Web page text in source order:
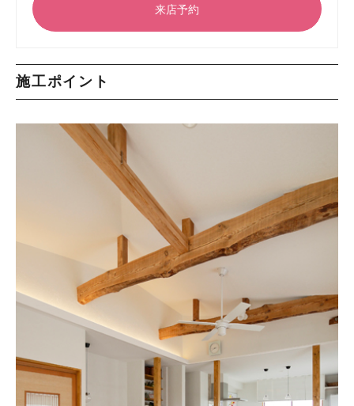
来店予約
施工ポイント